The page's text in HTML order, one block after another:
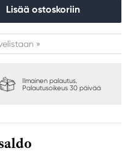
Lisää ostoskoriin
»
Ilmainen palautus.
Palautusoikeus 30 päivää